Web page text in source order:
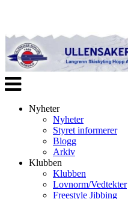
Veksle
navigasjon
Nyheter
Nyheter
Styret informerer
Blogg
Arkiv
Klubben
Klubben
Lovnorm/Vedtekter
Freestyle Jibbing